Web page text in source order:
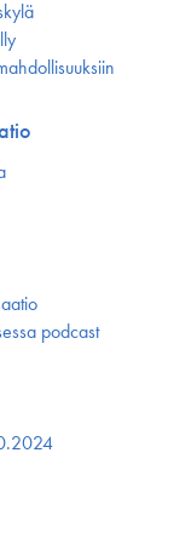
podcast